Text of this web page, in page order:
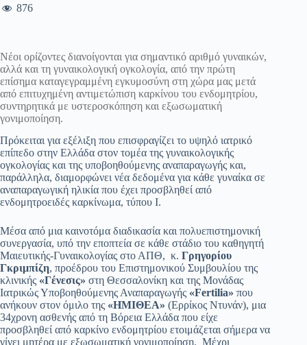
876
Νέοι ορίζοντες διανοίγονται για σημαντικό αριθμό γυναικών,
αλλά και τη γυναικολογική ογκολογία, από την πρώτη
επίσημα καταγεγραμμένη εγκυμοσύνη στη χώρα μας μετά
από επιτυχημένη αντιμετώπιση καρκίνου του ενδομητρίου,
συντηρητικά με υστεροσκόπηση και εξωσωματική
γονιμοποίηση.
Πρόκειται για εξέλιξη που επισφραγίζει το υψηλό ιατρικό
επίπεδο στην Ελλάδα στον τομέα της γυναικολογικής
ογκολογίας και της υποβοηθούμενης αναπαραγωγής και,
παράλληλα, διαμορφώνει νέα δεδομένα για κάθε γυναίκα σε
αναπαραγωγική ηλικία που έχει προσβληθεί από
ενδομητροειδές καρκίνωμα, τύπου Ι.
Μέσα από μια καινοτόμα διαδικασία και πολυεπιστημονική
συνεργασία, υπό την εποπτεία σε κάθε στάδιο του καθηγητή
Μαιευτικής-Γυναικολογίας στο ΑΠΘ, κ. Γρηγορίου
Γκριμπίζη, προέδρου του Επιστημονικού Συμβουλίου της
κλινικής «Γένεσις» στη Θεσσαλονίκη και της Μονάδας
Ιατρικώς Υποβοηθούμενης Αναπαραγωγής «Fertilia» που
ανήκουν στον όμιλο της «ΗΜΙΘΕΑ» (Ερρίκος Ντυνάν), μια
34χρονη ασθενής από τη Βόρεια Ελλάδα που είχε
προσβληθεί από καρκίνο ενδομητρίου ετοιμάζεται σήμερα να
γίνει μητέρα με εξωσωματική γονιμοποίηση. Μέχρι